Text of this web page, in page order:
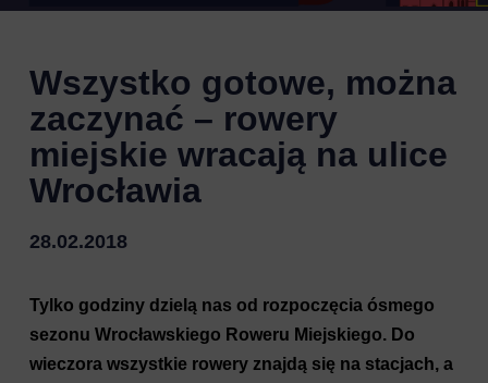
Wszystko gotowe, można
zaczynać – rowery
miejskie wracają na ulice
Wrocławia
28.02.2018
Tylko godziny dzielą nas od rozpoczęcia ósmego
sezonu Wrocławskiego Roweru Miejskiego. Do
wieczora wszystkie rowery znajdą się na stacjach, a